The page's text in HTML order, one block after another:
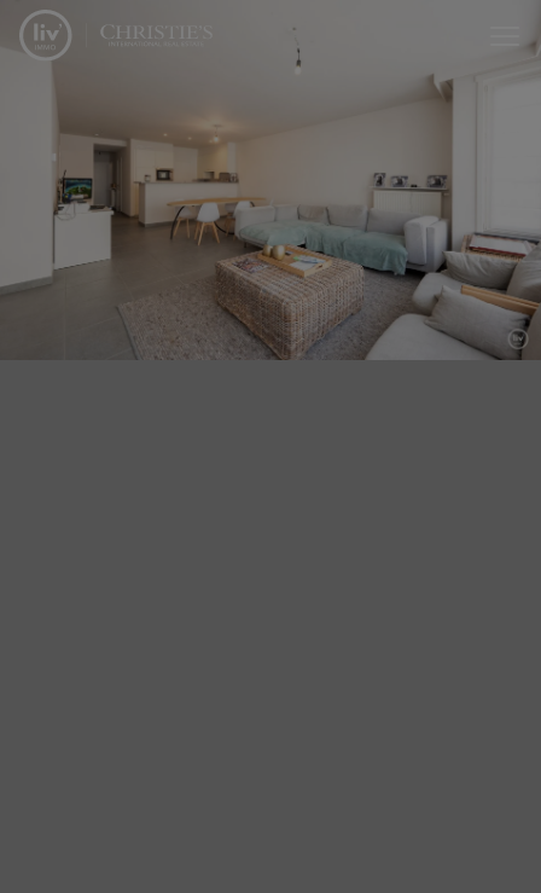
Menu overslaan en naar de inhoud gaan